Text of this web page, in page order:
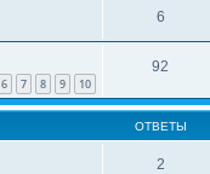
6
6 7 8 9 10
92
ОТВЕТЫ
2